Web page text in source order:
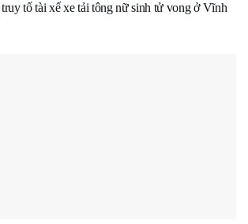
tố tài xế xe tải tông nữ sinh tử vong ở Vĩnh